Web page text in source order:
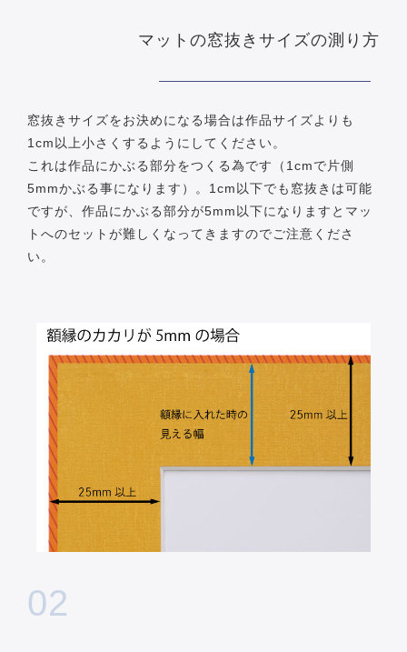
マットの窓抜きサイズの測り方
窓抜きサイズをお決めになる場合は作品サイズよりも
1cm以上小さくするようにしてください。
これは作品にかぶる部分をつくる為です（1cmで片側
5mmかぶる事になります）。1cm以下でも窓抜きは可能
ですが、作品にかぶる部分が5mm以下になりますとマッ
トへのセットが難しくなってきますのでご注意くださ
い。
02